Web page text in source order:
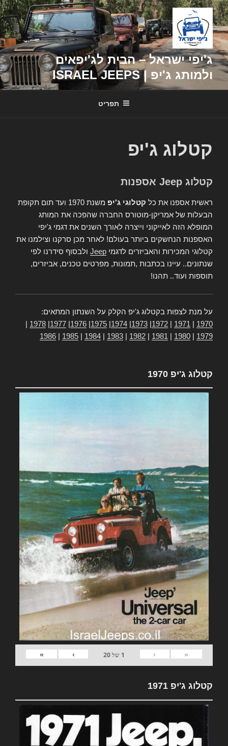
דילוג
לתוכן
ג'יפי ישראל – הבית לג'יפאים
ולמותג ג'יפ | ISRAEL JEEPS
תפריט
קטלוג ג'יפ
קטלוג Jeep אספנות
ראשית אספנו את כל קטלוגי ג'יפ
משנת 1970 ועד תום תקופת
הבעלות של אמריקן-מוטורס החברה שהפכה את המותג
המופלא הזה לאייקוני וייצרה לאורך השנים את דגמי ג'יפי
האספנות הנחשקים ביותר בעולם! לאחר מכן סרקנו וצילמנו את
קטלוגי המכירות והאביזרים לדגמי Jeep ולבסוף סידרנו לפי
שנתונים.. עיינו בכתבות ,תמונות, מפרטים טכנים, אביזרים,
תוספות ועוד.. תהנו!
על מנת לצפות בקטלוג ג'יפ הקלק על השנתון המתאים:
1970
1971
1972
1973
1974
1975
1976
1977
1978
1979
1980
1981
1982
1983
1984
1985
1986
קטלוג ג'יפ 1970
«
‹
1 של20
›
»
קטלוג ג'יפ 1971